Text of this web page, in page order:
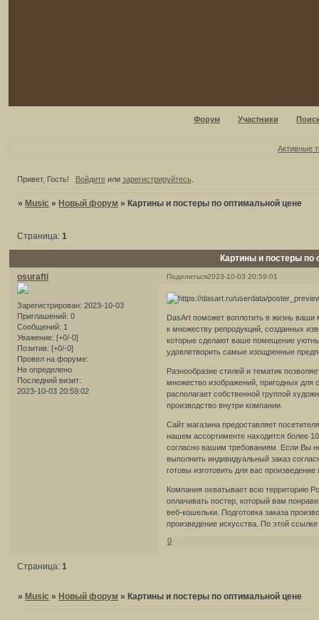
Форум Участники
Активные
Привет, Гость! Войдитеили зарегистрируйтесь.
» Music » Новый форум » Картины и постеры по оптимальной цене
Картины и постеры по
Страница:1
Поделиться2023-10-03 20:59:01
osurafti
Зарегистрирован: 2023-10-03
Приглашений: 0
Сообщений: 1
Уважение: [+0/-0]
Позитив: [+0/-0]
Провел на форуме:
Не определено
Последний визит:
2023-10-03 20:59:02
DasArt поможет воплотить в жизнь ваши
к множеству репродукций, созданных
которые сделают ваше помещение
удовлетворить самые изощренные
Разнообразие стилей и тематик
множество изображений, пригодных
располагает собственной группой
производство внутри компании.
Сайт магазина предоставляет
нашем ассортименте находится более
согласно вашим требованиям. Если Вы
выполнить индивидуальный заказ
готовы изготовить для вас
Компания охватывает всю территорию
оплачивать постер, который вам
веб-кошельки. Подготовка заказа
произведение искусства. По этой
0
Страница:1
»Music »Новый форум »Картины и постеры по оптимальной цене